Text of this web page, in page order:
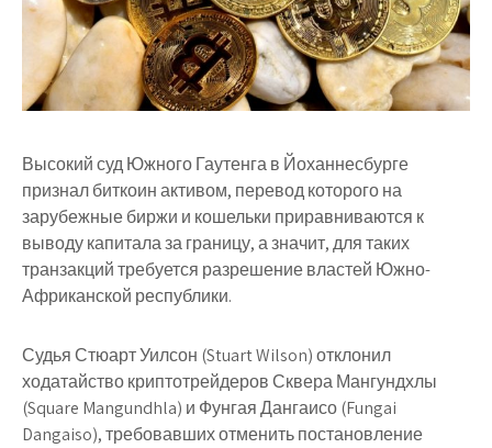
Высокий суд Южного Гаутенга в Йоханнесбурге
признал биткоин активом, перевод которого на
зарубежные биржи и кошельки приравниваются к
выводу капитала за границу, а значит, для таких
транзакций требуется разрешение властей Южно-
Африканской республики.
Судья Стюарт Уилсон (Stuart Wilson) отклонил
ходатайство криптотрейдеров Сквера Мангундхлы
(Square Mangundhla) и Фунгая Дангаисо (Fungai
Dangaiso), требовавших отменить постановление